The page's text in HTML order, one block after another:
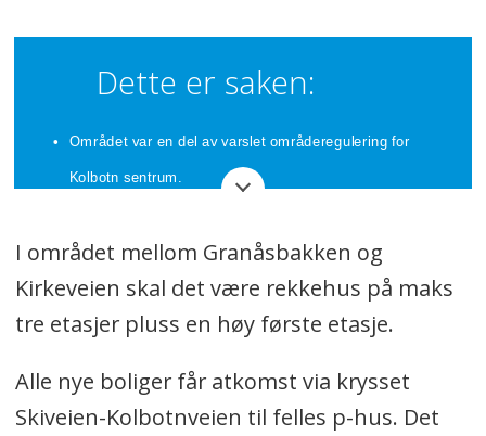
Dette er saken:
Området var en del av varslet områderegulering for
Kolbotn sentrum.
førstegangs behandling og offentlig ettersyn.
Det kom flere merknader. I tillegg kom det en innsigelse
fra Statens vegvesen (SVV) knyttet til utredning,
dokumentasjon og detaljutforming av Skiveien.
For å unngå at dette skulle bidra til forsinket vedtak av
I området mellom Granåsbakken og
Kirkeveien skal det være rekkehus på maks
tre etasjer pluss en høy første etasje.
Alle nye boliger får atkomst via krysset
Skiveien-Kolbotnveien til felles p-hus. Det